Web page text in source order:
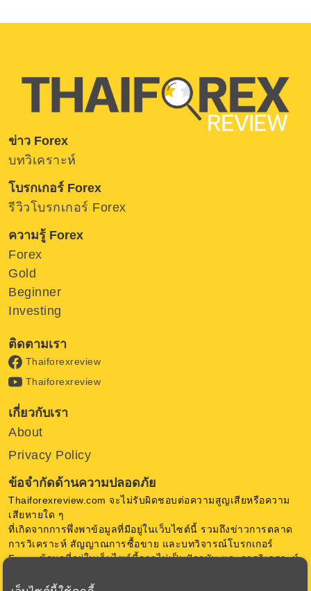
ข่าว Forex
บทวิเคราะห์
โบรกเกอร์ Forex
รีวิวโบรกเกอร์ Forex
ความรู้ Forex
Forex
Gold
Beginner
Investing
ติดตามเรา
Thaiforexreview
Thaiforexreview
เกี่ยวกับเรา
About
Privacy Policy
ข้อจำกัดด้านความปลอดภัย
Thaiforexreview.com จะไม่รับผิดชอบต่อความสูญเสียหรือความ
เสียหายใด ๆ
ที่เกิดจากการพึ่งพาข้อมูลที่มีอยู่ในเว็บไซต์นี้ รวมถึงข่าวการตลาด
การวิเคราะห์ สัญญาณการซื้อขาย และบทวิจารณ์โบรกเกอร์
Forex ข้อมูลที่อยู่ในเว็บไซต์นี้อาจไม่เป็นปัจจุบัน และการวิเคราะห์